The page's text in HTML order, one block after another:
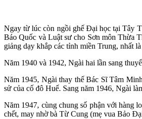
Ngay từ lúc còn ngồi ghế Đại học tại Tây
Báo Quốc và Luật sư cho Sơn môn Thừa
giảng dạy khắp các tỉnh miền Trung, nhất
Năm 1940 và 1942, Ngài hai lần sang
Năm 1945, Ngài thay thế Bác Sĩ Tâm
sử của cố đô Huế. Sang năm 1946, Ngài
Năm 1947, cùng chung số phận với hàng
chết, may nhờ bà Từ Cung (mẹ vua Bảo